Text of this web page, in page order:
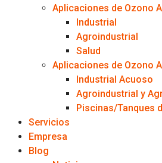
Aplicaciones de Ozono
Industrial
Agroindustrial
Salud
Aplicaciones de Ozono
Industrial Acuoso
Agroindustrial y
Piscinas/Tanques
Servicios
Empresa
Blog